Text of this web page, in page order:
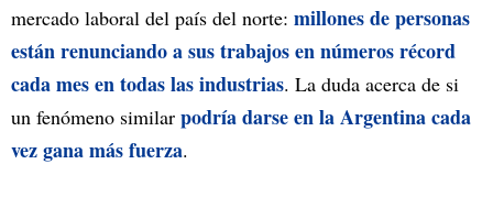
mercado laboral del país del norte: millones de personas
están renunciando a sus trabajos en números récord
cada mes en todas las industrias. La duda acerca de si
un fenómeno similar podría darse en la Argentina cada
vez gana más fuerza.